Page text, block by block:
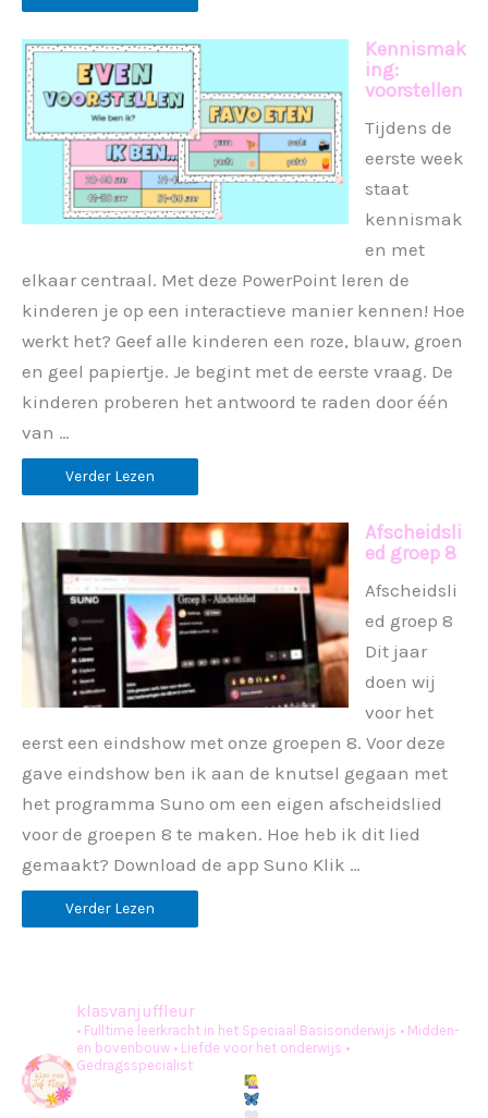
Kennismak
ing:
voorstellen
Tijdens de
eerste week
staat
kennismak
en met
elkaar centraal. Met deze PowerPoint leren de
kinderen je op een interactieve manier kennen! Hoe
werkt het? Geef alle kinderen een roze, blauw, groen
en geel papiertje. Je begint met de eerste vraag. De
kinderen proberen het antwoord te raden door één
van …
Verder Lezen
Afscheidsli
ed groep 8
Afscheidsli
ed groep 8
Dit jaar
doen wij
voor het
eerst een eindshow met onze groepen 8. Voor deze
gave eindshow ben ik aan de knutsel gegaan met
het programma Suno om een eigen afscheidslied
voor de groepen 8 te maken. Hoe heb ik dit lied
gemaakt? Download de app Suno Klik …
Verder Lezen
klasvanjuffleur
• Fulltime leerkracht in het Speciaal Basisonderwijs • Midden-
en bovenbouw • Liefde voor het onderwijs •
Gedragsspecialist